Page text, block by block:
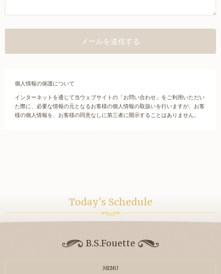
個人情報の保護について
インターネットを通じて当ウェブサイトの「お問い合わせ」をご利用いただい
た際に、必要な情報の元となるお客様の個人情報の取扱いを行いますが、お客
様の個人情報を、お客様の同意なしに第三者に開示することはありません。
Today's Schedule
B.S.Fouette
MENU